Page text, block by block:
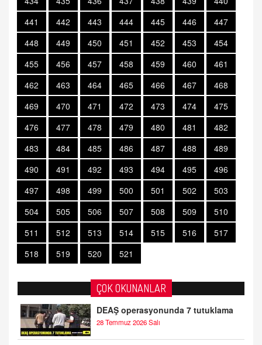
441
442 443 444 445 446
447
448
449 450 451 452 453
454
455
456 457 458 459 460
461
462
463 464 465 466 467
468
469
470 471 472 473 474
475
476
477 478 479 480 481
482
483
484 485 486 487 488
489
490
491 492 493 494 495
496
497
498 499 500 501 502
503
504
505 506 507 508 509
510
511
512 513 514 515 516
517
518
519 520 521
ÇOK OKUNANLAR
DEAŞ operasyonunda 7 tutuklama
28 Temmuz 2026 Salı